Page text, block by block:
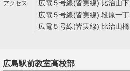
広電５号線(皆実線) 比治山
広電５号線(皆実線) 段原一
広電５号線(皆実線) 比治山
広島駅前教室高校部